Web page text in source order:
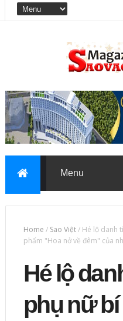
Home / Sao Việt/ Hé lộ danh
phẩm "Hoa nở về đêm" của
Hé lộ
phụ nữ